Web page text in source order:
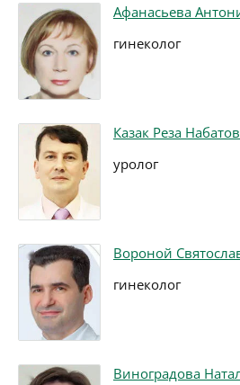
Афанасьева
гинеколог
Казак Реза
уролог
Вороной
гинеколог
Виноградова